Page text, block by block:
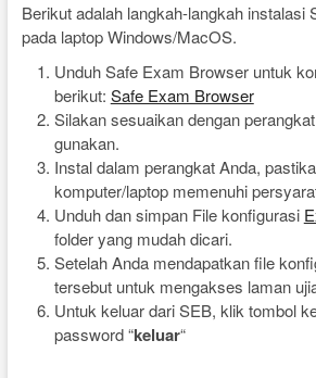
Berikut adalah langkah-langkah instalasi
pada laptop Windows/MacOS.
Unduh Safe Exam Browser untuk
berikut: Safe Exam Browser
Silakan sesuaikan dengan
gunakan.
Instal dalam perangkat Anda,
komputer/laptop memenuhi
Unduh dan simpan File konfigurasi
folder yang mudah dicari.
Setelah Anda mendapatkan file
tersebut untuk mengakses laman
Untuk keluar dari SEB, klik tombol
password “keluar“